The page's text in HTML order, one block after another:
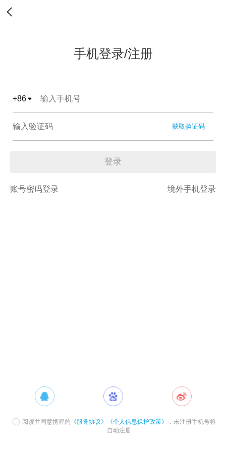
手机登录/注册
+86
获取验证码
登录
账号密码登录 境外手机登录
阅读并同意携程的 《服务协议》 《个人信息保护政策》
，未注册手机号将
自动注册